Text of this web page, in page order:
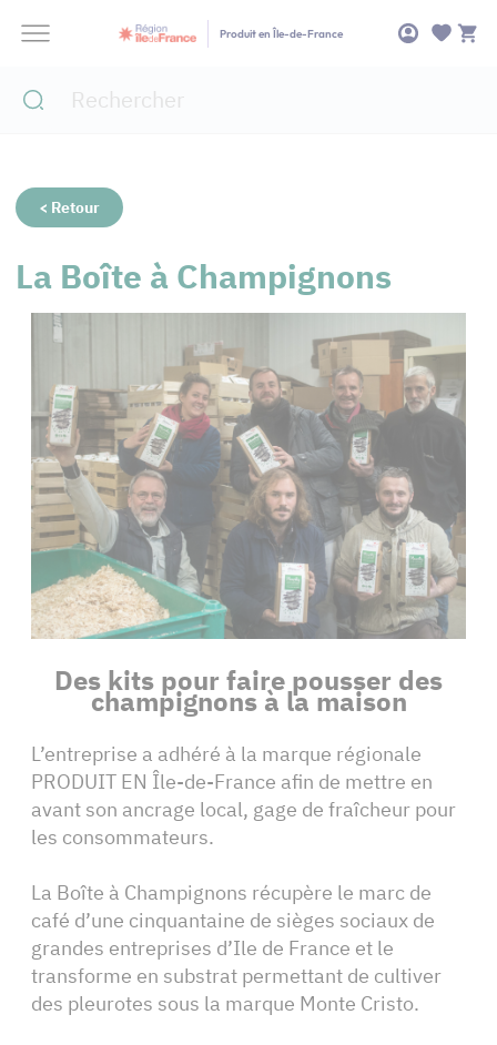
Produit en Île-de-France
< Retour
La Boîte à Champignons
Des kits pour faire pousser des
champignons à la maison
L’entreprise a adhéré à la marque régionale
PRODUIT EN Île-de-France afin de mettre en
avant son ancrage local, gage de fraîcheur pour
les consommateurs.
La Boîte à Champignons récupère le marc de
café d’une cinquantaine de sièges sociaux de
grandes entreprises d’Ile de France et le
transforme en substrat permettant de cultiver
des pleurotes sous la marque Monte Cristo.